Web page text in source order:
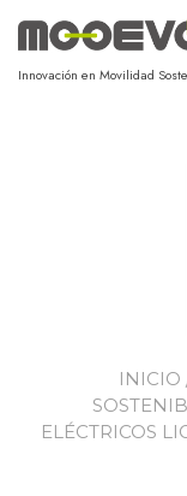
Innovación en Movilidad
INICIO
ELÉCTRICOS